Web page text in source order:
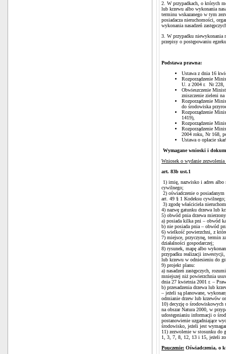
2. W przypadkach, o których
lub krzewu albo wykonania
terminu wskazanego w tym
posiadacza nieruchomości,
wykonania nasadzeń
3. W przypadku niewykonania
przepisy o postępowaniu
Podstawa prawna:
Ustawa z dnia 16
Rozporządzenie
U. z 2004 r. Nr 228,
Obwieszczenie
zniszczenie zieleni
Rozporządzenie
do środowiska
Rozporządzenie
1419),
Rozporządzenie
Rozporządzenie
2004 roku, Nr 168,
Ustawa o opłacie
Wymagane wnioski i
Wniosek o wydanie
art. 83b ust.1
1) imię, nazwisko i adres albo
cywilnego;
2) oświadczenie o
art. 49 § 1 Kodeksu cywilnego;
3) zgodę właściciela
4) nazwę gatunku drzewa lub
5) obwód pnia drzewa
a) posiada kilka pni – obwód
b) nie posiada pnia – obwód
6) wielkość powierzchni, z
7) miejsce, przyczynę, termin
działalności gospodarczej;
8) rysunek, mapę albo
przypadku realizacji
lub krzewu w odniesieniu do
9) projekt planu:
a) nasadzeń zastępczych,
mniejszej niż powierzchnia
dnia 27 kwietnia 2001 r. –
b) przesadzenia drzewa lub
– jeżeli są planowane,
odmianie drzew lub krzewów
10) decyzję o środowiskowych
na obszar Natura 2000, w
udostępnianiu informacji o
postanowienie uzgadniające
środowisko, jeżeli jest
11) zezwolenie w stosunku do
1, 3, 7, 8, 12, 13 i 15, jeżeli
Pouczenie: Oświadczenia, o